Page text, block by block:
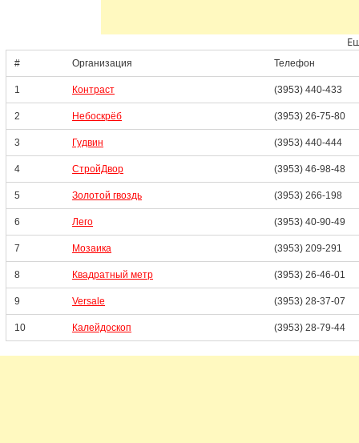
# Организация Телефон
1 Контраст (3953) 440-433
2 Небоскрёб (3953) 26-75-80
3 Гудвин (3953) 440-444
4 СтройДвор (3953) 46-98-48
5 Золотой гвоздь (3953) 266-198
6 Лего (3953) 40-90-49
7 Мозаика (3953) 209-291
8 Квадратный метр (3953) 26-46-01
9 Versale (3953) 28-37-07
10 Калейдоскоп (3953) 28-79-44